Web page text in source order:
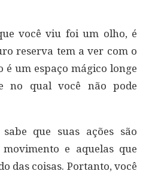
você viu foi um olho, é
reserva tem a ver com o
é um espaço mágico longe
no qual você não pode
que suas ações são
e aquelas que
das coisas. Portanto, você